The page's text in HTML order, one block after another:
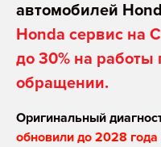
автомобилей
Honda сервис на
до 30% на работы
обращении.
Оригинальный
обновили до 2028 года